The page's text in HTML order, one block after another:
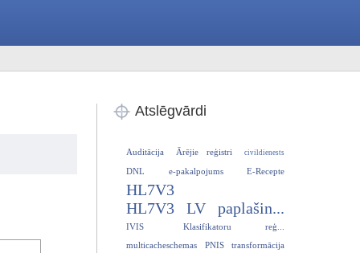
Atslēgvārdi
Auditācija Ārējie reģistri civildienests
DNL e-pakalpojums E-Recepte
HL7V3
HL7V3 LV paplašin...
IVIS
Klasifikatoru reģ...
multicacheschemas
PNIS
transformācija